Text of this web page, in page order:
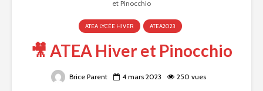
et Pinocchio
ATEA LYCÉE HIVER ATEA2023
🎥 ATEA Hiver et Pinocchio
Brice Parent 4 mars 2023 250 vues